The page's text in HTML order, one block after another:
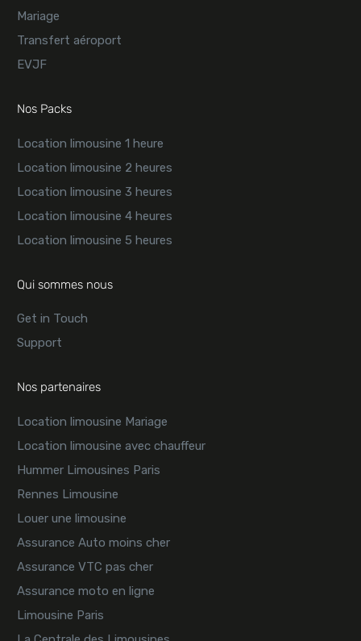
Mariage
Transfert aéroport
EVJF
Nos Packs
Location limousine 1 heure
Location limousine 2 heures
Location limousine 3 heures
Location limousine 4 heures
Location limousine 5 heures
Qui sommes nous
Get in Touch
Support
Nos partenaires
Location limousine Mariage
Location limousine avec chauffeur
Hummer Limousines Paris
Rennes Limousine
Louer une limousine
Assurance Auto moins cher
Assurance VTC pas cher
Assurance moto en ligne
Limousine Paris